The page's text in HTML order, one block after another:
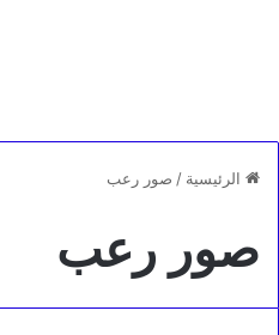
الرئيسية / صور رعب
صور رعب